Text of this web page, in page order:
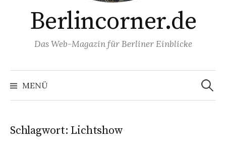
Berlincorner.de
Das Web-Magazin für Berliner Einblicke
MENÜ
Suchen
nach:
Schlagwort: Lichtshow